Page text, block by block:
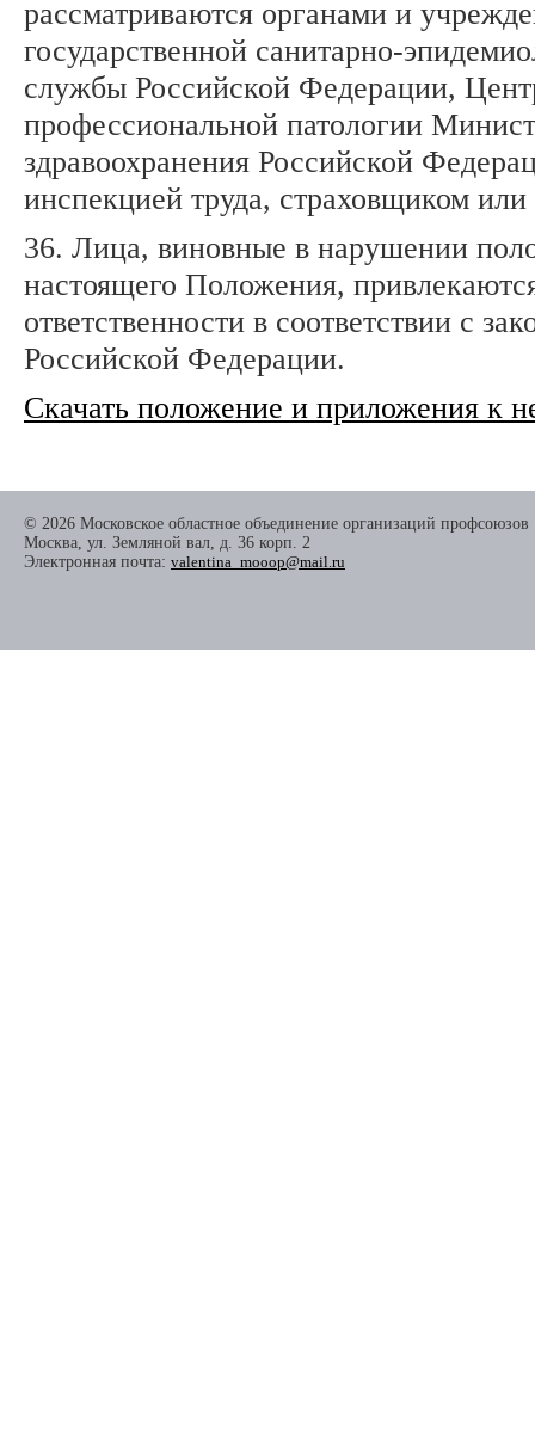
рассматриваются органами и
государственной санитарно-
службы Российской Федерации,
профессиональной патологии
здравоохранения Российской
инспекцией труда, страховщиком или
36. Лица, виновные в нарушении
настоящего Положения,
ответственности в соответствии с
Российской Федерации.
Скачать положение и приложения к
© 2026 Московское областное объединение организаций профсоюзов
Москва, ул. Земляной вал, д. 36 корп. 2
Электронная почта: valentina_mooop@mail.ru